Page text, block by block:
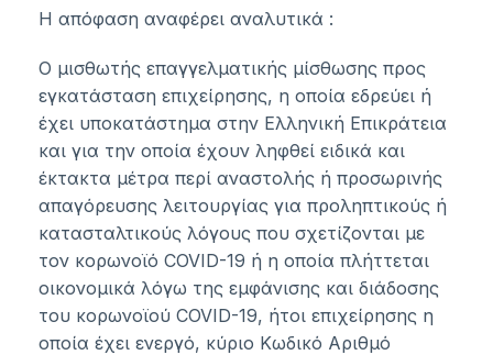
Η απόφαση αναφέρει αναλυτικά :
Ο μισθωτής επαγγελματικής μίσθωσης προς
εγκατάσταση επιχείρησης, η οποία εδρεύει ή
έχει υποκατάστημα στην Ελληνική Επικράτεια
και για την οποία έχουν ληφθεί ειδικά και
έκτακτα μέτρα περί αναστολής ή προσωρινής
απαγόρευσης λειτουργίας για προληπτικούς ή
κατασταλτικούς λόγους που σχετίζονται με
τον κορωνοϊό COVID-19 ή η οποία πλήττεται
οικονομικά λόγω της εμφάνισης και διάδοσης
του κορωνοϊού COVID-19, ήτοι επιχείρησης η
οποία έχει ενεργό, κύριο Κωδικό Αριθμό